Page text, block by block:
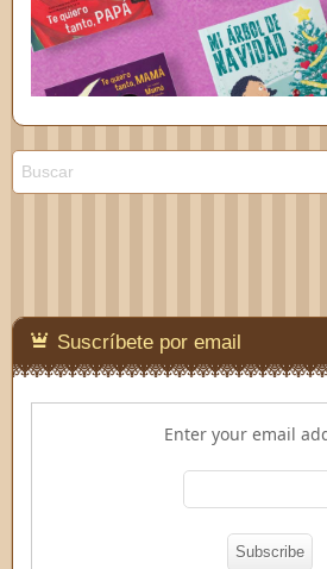
Suscríbete por email
Enter your email